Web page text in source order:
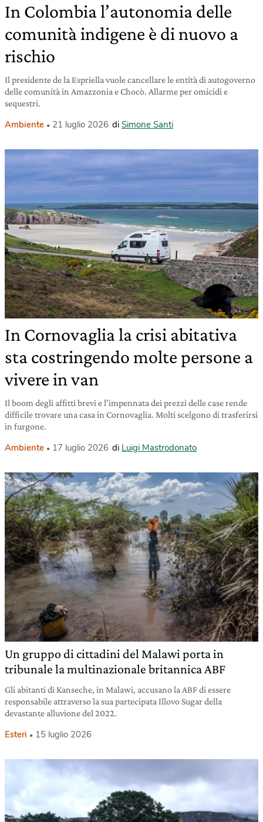
In Colombia l’autonomia delle
comunità indigene è di nuovo a
rischio
Il presidente de la Espriella vuole cancellare le entità di autogoverno
delle comunità in Amazzonia e Chocò. Allarme per omicidi e
sequestri.
Ambiente 21 luglio 2026 di Simone Santi
In Cornovaglia la crisi abitativa
sta costringendo molte persone a
vivere in van
Il boom degli affitti brevi e l’impennata dei prezzi delle case rende
difficile trovare una casa in Cornovaglia. Molti scelgono di trasferirsi
in furgone.
Ambiente 17 luglio 2026 di Luigi Mastrodonato
Un gruppo di cittadini del Malawi porta in
tribunale la multinazionale britannica ABF
Gli abitanti di Kanseche, in Malawi, accusano la ABF di essere
responsabile attraverso la sua partecipata Illovo Sugar della
devastante alluvione del 2022.
Esteri 15 luglio 2026